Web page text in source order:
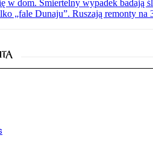
w dom. Śmiertelny wypadek badają
„fale Dunaju”. Ruszają remonty na